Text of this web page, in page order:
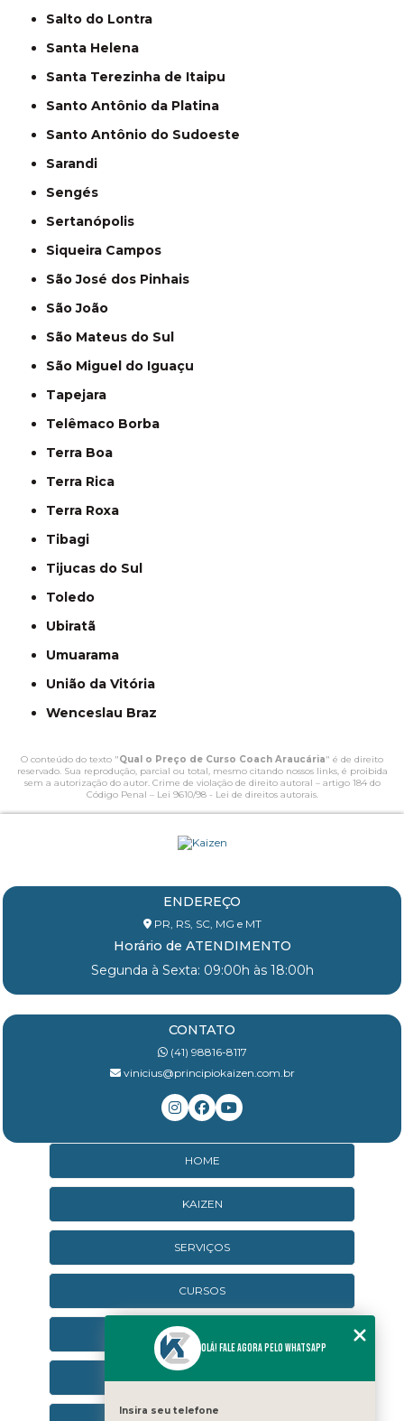
Salto do Lontra
Santa Helena
Santa Terezinha de Itaipu
Santo Antônio da Platina
Santo Antônio do Sudoeste
Sarandi
Sengés
Sertanópolis
Siqueira Campos
São José dos Pinhais
São João
São Mateus do Sul
São Miguel do Iguaçu
Tapejara
Telêmaco Borba
Terra Boa
Terra Rica
Terra Roxa
Tibagi
Tijucas do Sul
Toledo
Ubiratã
Umuarama
União da Vitória
Wenceslau Braz
O conteúdo do texto "Qual o Preço de Curso Coach Araucária" é de direito
reservado. Sua reprodução, parcial ou total, mesmo citando nossos links, é proibida
sem a autorização do autor. Crime de violação de direito autoral – artigo 184 do
Código Penal – Lei 9610/98 - Lei de direitos autorais.
ENDEREÇO
PR, RS, SC, MG e MT
Horário de ATENDIMENTO
Segunda à Sexta: 09:00h às 18:00h
CONTATO
(41) 98816-8117
vinicius@principiokaizen.com.br
HOME
KAIZEN
SERVIÇOS
CURSOS
CURSOS ONLINE
Olá! Fale agora pelo WhatsApp
Insira seu telefone